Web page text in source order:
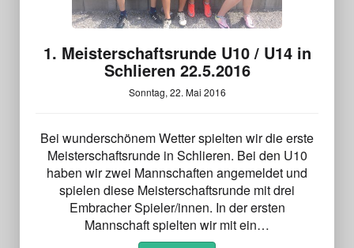
1. Meisterschaftsrunde U10 / U14 in
Schlieren 22.5.2016
Sonntag, 22. Mai 2016
Bei wunderschönem Wetter spielten wir die erste
Meisterschaftsrunde in Schlieren. Bei den U10
haben wir zwei Mannschaften angemeldet und
spielen diese Meisterschaftsrunde mit drei
Embracher Spieler/innen. In der ersten
Mannschaft spielten wir mit ein…